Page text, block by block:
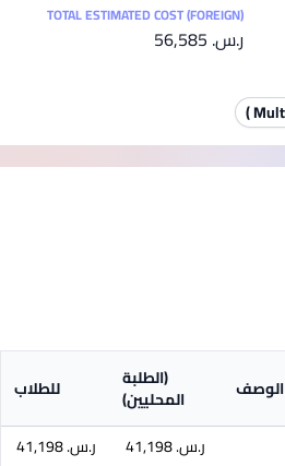
TOTAL ESTIMATED COST (FOREIGN)
ر.س.‏ 56,585
الوصف (الطلبة
المحليين) للطلاب
ر.س.‏ 41,198
ر.س.‏ 41,198